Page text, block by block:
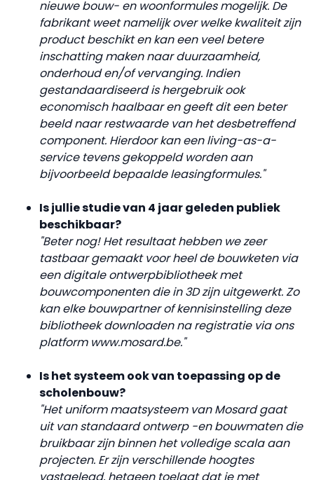
nieuwe bouw- en woonformules mogelijk. De
fabrikant weet namelijk over welke kwaliteit zijn
product beschikt en kan een veel betere
inschatting maken naar duurzaamheid,
onderhoud en/of vervanging. Indien
gestandaardiseerd is hergebruik ook
economisch haalbaar en geeft dit een beter
beeld naar restwaarde van het desbetreffend
component. Hierdoor kan een living-as-a-
service tevens gekoppeld worden aan
bijvoorbeeld bepaalde leasingformules."
Is jullie studie van 4 jaar geleden publiek
beschikbaar?
"Beter nog! Het resultaat hebben we zeer
tastbaar gemaakt voor heel de bouwketen via
een digitale ontwerpbibliotheek met
bouwcomponenten die in 3D zijn uitgewerkt. Zo
kan elke bouwpartner of kennisinstelling deze
bibliotheek downloaden na registratie via ons
platform www.mosard.be."
Is het systeem ook van toepassing op de
scholenbouw?
"Het uniform maatsysteem vanMosard gaat
uit van standaard ontwerp -en bouwmaten die
bruikbaar zijn binnen het volledige scala aan
projecten. Er zijn verschillende hoogtes